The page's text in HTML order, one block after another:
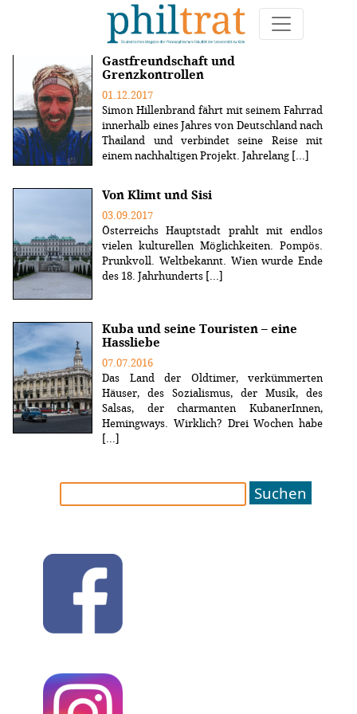
Weitere Artikel zum Thema "reise"
Gastfreundschaft und
Grenzkontrollen
01.12.2017
Simon Hillenbrand fährt mit seinem Fahrrad
innerhalb eines Jahres von Deutschland nach
Thailand und verbindet seine Reise mit
einem nachhaltigen Projekt. Jahrelang [...]
Von Klimt und Sisi
03.09.2017
Österreichs Hauptstadt prahlt mit endlos
vielen kulturellen Möglichkeiten. Pompös.
Prunkvoll. Weltbekannt. Wien wurde Ende
des 18. Jahrhunderts [...]
Kuba und seine Touristen – eine
Hassliebe
07.07.2016
Das Land der Oldtimer, verkümmerten
Häuser, des Sozialismus, der Musik, des
Salsas, der charmanten KubanerInnen,
Hemingways. Wirklich? Drei Wochen habe
[...]
Suchen